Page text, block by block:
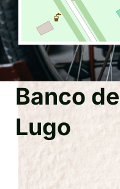
Banco
Lugo